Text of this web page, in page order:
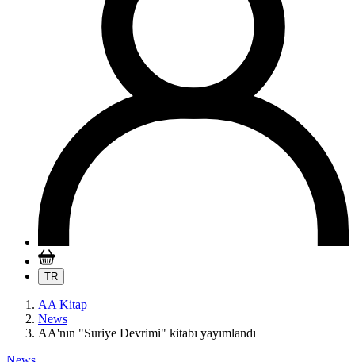
TR
AA Kitap
News
AA'nın "Suriye Devrimi" kitabı yayımlandı